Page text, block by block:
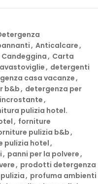
, Anticalcare,
Candeggina, Carta
, detergenti
casa vacanze,
b&b, detergenza per
,
pulizia hotel.
, forniture
pulizia b&b,
pulizia hotel,
, panni per la polvere,
, prodotti detergenza
, profuma ambienti